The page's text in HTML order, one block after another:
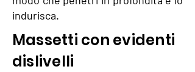
indurisca.
Massetti con evidenti
dislivelli